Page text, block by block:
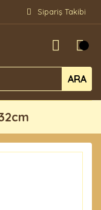
Sipariş Takibi
ARA